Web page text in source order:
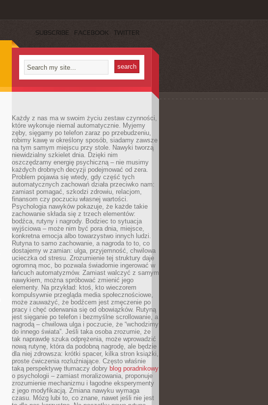
SUBSCRIBE FACEBOOK TWITTER
Każdy z nas ma w swoim życiu zestaw czynności,
które wykonuje niemal automatycznie. Myjemy
zęby, sięgamy po telefon zaraz po przebudzeniu,
robimy kawę w określony sposób, siadamy zawsze
na tym samym miejscu przy stole. Nawyki tworzą
niewidzialny szkielet dnia. Dzięki nim
oszczędzamy energię psychiczną – nie musimy
każdych drobnych decyzji podejmować od zera.
Problem pojawia się wtedy, gdy część tych
automatycznych zachowań działa przeciwko nam:
zamiast pomagać, szkodzi zdrowiu, relacjom,
finansom czy poczuciu własnej wartości.
Psychologia nawyków pokazuje, że każde takie
zachowanie składa się z trzech elementów:
bodźca, rutyny i nagrody. Bodziec to sytuacja
wyjściowa – może nim być pora dnia, miejsce,
konkretna emocja albo towarzystwo innych ludzi.
Rutyna to samo zachowanie, a nagroda to to, co
dostajemy w zamian: ulga, przyjemność, chwilowa
ucieczka od stresu. Zrozumienie tej struktury daje
ogromną moc, bo pozwala świadomie ingerować w
łańcuch automatyzmów. Zamiast walczyć z samym
nawykiem, można spróbować zmienić jego
elementy. Na przykład: ktoś, kto wieczorem
kompulsywnie przegląda media społecznościowe,
może zauważyć, że bodźcem jest zmęczenie po
pracy i chęć oderwania się od obowiązków. Rutyną
jest sięganie po telefon i bezmyślne scrollowanie, a
nagrodą – chwilowa ulga i poczucie, że “wchodzimy
do innego świata”. Jeśli taka osoba zrozumie, że
tak naprawdę szuka odprężenia, może wprowadzić
nową rutynę, która da podobną nagrodę, ale będzie
dla niej zdrowsza: krótki spacer, kilka stron książki,
proste ćwiczenia rozluźniające. Często właśnie
taką perspektywę tłumaczy dobry blog poradnikowy
o psychologii – zamiast moralizowania, proponuje
zrozumienie mechanizmu i łagodne eksperymenty
z jego modyfikacją. Zmiana nawyku wymaga
czasu. Mózg lubi to, co znane, nawet jeśli nie jest